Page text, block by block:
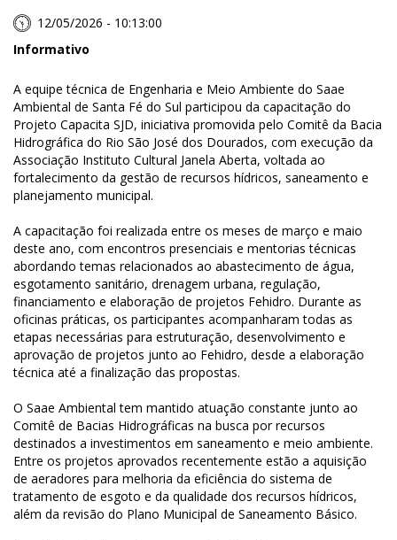
12/05/2026 - 10:13:00
Informativo
A equipe técnica de Engenharia e Meio Ambiente do Saae
Ambiental de Santa Fé do Sul participou da capacitação do
Projeto Capacita SJD, iniciativa promovida pelo Comitê da Bacia
Hidrográfica do Rio São José dos Dourados, com execução da
Associação Instituto Cultural Janela Aberta, voltada ao
fortalecimento da gestão de recursos hídricos, saneamento e
planejamento municipal.
A capacitação foi realizada entre os meses de março e maio
deste ano, com encontros presenciais e mentorias técnicas
abordando temas relacionados ao abastecimento de água,
esgotamento sanitário, drenagem urbana, regulação,
financiamento e elaboração de projetos Fehidro. Durante as
oficinas práticas, os participantes acompanharam todas as
etapas necessárias para estruturação, desenvolvimento e
aprovação de projetos junto ao Fehidro, desde a elaboração
técnica até a finalização das propostas.
O Saae Ambiental tem mantido atuação constante junto ao
Comitê de Bacias Hidrográficas na busca por recursos
destinados a investimentos em saneamento e meio ambiente.
Entre os projetos aprovados recentemente estão a aquisição
de aeradores para melhoria da eficiência do sistema de
tratamento de esgoto e da qualidade dos recursos hídricos,
além da revisão do Plano Municipal de Saneamento Básico.